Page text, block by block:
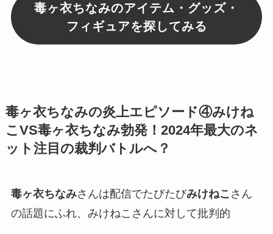
毒ヶ衣ちなみのアイテム・グッズ・
フィギュアを探してみる
毒ヶ衣ちなみの炎上エピソード④みけね
こVS毒ヶ衣ちなみ勃発！2024年最大のネ
ット注目の裁判バトルへ？
毒ヶ衣ちなみさんは配信でたびたびみけねこ さん
の話題にふれ、みけねこさんに対して批判的